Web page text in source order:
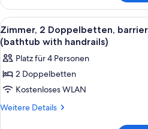
2 Doppelbetten
(Zephyr)
Alle
Fotos
für
Zimmer,
2 Doppelbetten,
barrierearm,
Badewanne
5
Zimmer, 2 Doppelbetten,
(bathtub with handrails)
Platz für 4 Personen
2 Doppelbetten
Kostenloses WLAN
Weitere Details
Weitere